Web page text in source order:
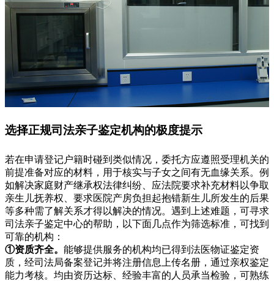
选择正规司法亲子鉴定机构的极度提示
若在申请登记户籍时碰到类似情况，委托方应遵照受理机关的
前提准备对应的材料，用于核实与子女之间有无血缘关系。例
如解决家庭财产继承权法律纠纷、应法院要求补充材料以争取
亲生儿抚养权、要求医院产房负担起抱错新生儿所发生的后果
等多种需了解关系才得以解决的情况。遇到上述难题，可寻求
司法亲子鉴定中心的帮助，以下面几点作为筛选标准，可找到
可靠的机构：
①资质齐全。 能够提供服务的机构均已得到法医物证鉴定资
质，经司法局备案登记并将注册信息上传名册，通过亲权鉴定
能力考核。均由资历达标、经验丰富的人员承当检验，可熟练